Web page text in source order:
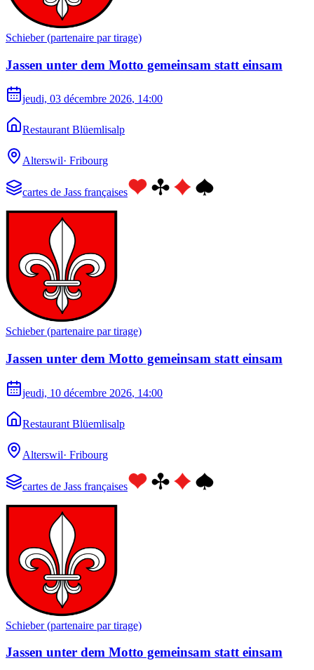
Schieber (partenaire par tirage)
Jassen unter dem Motto gemeinsam statt einsam
jeudi, 03 décembre 2026, 14:00
Restaurant Blüemlisalp
Alterswil· Fribourg
cartes de Jass françaises
Schieber (partenaire par tirage)
Jassen unter dem Motto gemeinsam statt einsam
jeudi, 10 décembre 2026, 14:00
Restaurant Blüemlisalp
Alterswil· Fribourg
cartes de Jass françaises
Schieber (partenaire par tirage)
Jassen unter dem Motto gemeinsam statt einsam